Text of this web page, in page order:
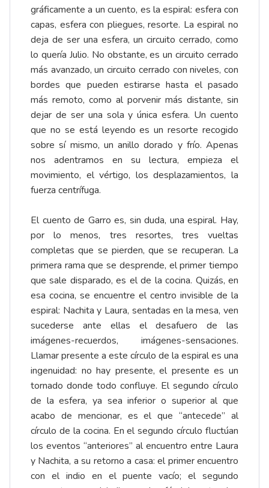
gráficamente a un cuento, es la espiral: esfera con
capas, esfera con pliegues, resorte. La espiral no
deja de ser una esfera, un circuito cerrado, como
lo quería Julio. No obstante, es un circuito cerrado
más avanzado, un circuito cerrado con niveles, con
bordes que pueden estirarse hasta el pasado
más remoto, como al porvenir más distante, sin
dejar de ser una sola y única esfera. Un cuento
que no se está leyendo es un resorte recogido
sobre sí mismo, un anillo dorado y frío. Apenas
nos adentramos en su lectura, empieza el
movimiento, el vértigo, los desplazamientos, la
fuerza centrífuga.
El cuento de Garro es, sin duda, una espiral. Hay,
por lo menos, tres resortes, tres vueltas
completas que se pierden, que se recuperan. La
primera rama que se desprende, el primer tiempo
que sale disparado, es el de la cocina. Quizás, en
esa cocina, se encuentre el centro invisible de la
espiral: Nachita y Laura, sentadas en la mesa, ven
sucederse ante ellas el desafuero de las
imágenes-recuerdos, imágenes-sensaciones.
Llamar presente a este círculo de la espiral es una
ingenuidad: no hay presente, el presente es un
tornado donde todo confluye. El segundo círculo
de la esfera, ya sea inferior o superior al que
acabo de mencionar, es el que “antecede” al
círculo de la cocina. En el segundo círculo fluctúan
los eventos “anteriores” al encuentro entre Laura
y Nachita, a su retorno a casa: el primer encuentro
con el indio en el puente vacío; el segundo